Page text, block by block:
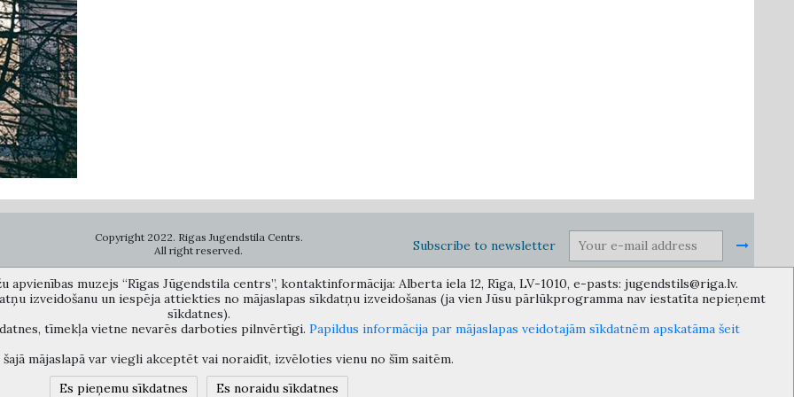
Copyright 2022. Rigas Jugendstila Centrs.
All right reserved.
Subscribe to newsletter
67012031, e-mail: bac@riga.lv) performs functions of a contact point in the Municipality of Riga, providing necessary protection and
about possible conflicts of interest or other corrupt deals of officials in the Department or its subordinate bodies.
muzejs “Rīgas Jūgendstila centrs”, kontaktinformācija: Alberta iela 12, Rīga, LV-1010, e-pasts: jugendstils@riga.lv.
izveidošanu un iespēja attiekties no mājaslapas sīkdatņu izveidošanas (ja vien Jūsu pārlūkprogramma nav iestatīta nepieņemt
sīkdatnes).
tīmekļa vietne nevarēs darboties pilnvērtīgi. Papildus informācija par mājaslapas veidotajām sīkdatnēm apskatāma šeit
šajā mājaslapā var viegli akceptēt vai noraidīt, izvēloties vienu no šīm saitēm.
Es pieņemu sīkdatnes
Es noraidu sīkdatnes